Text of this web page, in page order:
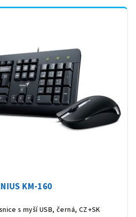
KM-160
s myší USB, černá, CZ+SK